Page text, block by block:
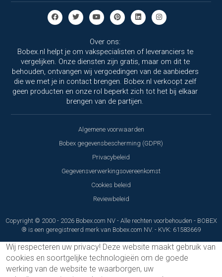
Over ons:
Bobex.nl helpt je om vakspecialisten of leveranciers te
vergelijken. Onze diensten zijn gratis, maar om dit te
behouden, ontvangen wij vergoedingen van de aanbieders
die we met je in contact brengen. Bobex.nl verkoopt zelf
geen producten en onze rol beperkt zich tot het bij elkaar
brengen van de partijen.
Algemene voorwaarden
Bobex gegevensbescherming (GDPR)
Privacybeleid
Gegevensverwerkingsovereenkomst
Cookies beleid
Reviewbeleid
Copyright © 2000 - 2026 Bobex.com NV - Alle rechten voorbehouden - BOBEX
® is een geregistreerd merk van Bobex.com NV. - KVK: 61583669
Wij respecteren uw privacy! Deze website maakt gebruik van
cookies en soortgelijke technologieën om de goede
werking van de website te waarborgen, uw